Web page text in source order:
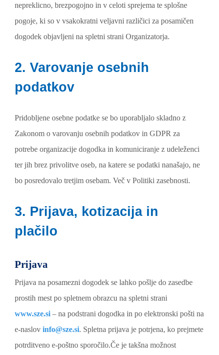
nepreklicno, brezpogojno in v celoti sprejema te splošne
pogoje, ki so v vsakokratni veljavni različici za posamičen
dogodek objavljeni na spletni strani Organizatorja.
2. Varovanje osebnih
podatkov
Pridobljene osebne podatke se bo uporabljalo skladno z
Zakonom o varovanju osebnih podatkov in GDPR za
potrebe organizacije dogodka in komuniciranje z udeleženci
ter jih brez privolitve oseb, na katere se podatki nanašajo, ne
bo posredovalo tretjim osebam. Več v Politiki zasebnosti.
3. Prijava, kotizacija in
plačilo
Prijava
Prijava na posamezni dogodek se lahko pošlje do zasedbe
prostih mest po spletnem obrazcu na spletni strani
www.sze.si – na podstrani dogodka in po elektronski pošti na
e-naslov info@sze.si. Spletna prijava je potrjena, ko prejmete
potrditveno e-poštno sporočilo.Če je takšna možnost